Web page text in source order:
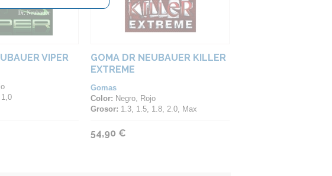
VIPER
GOMA DR NEUBAUER KILLER
EXTREME
Gomas
Color: Negro, Rojo
Grosor: 1.3, 1.5, 1.8, 2.0, Max
54,90 €